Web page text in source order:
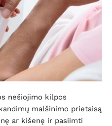
nešiojimo kilpos
malšinimo prietaisą
ar kišenę ir pasiimti